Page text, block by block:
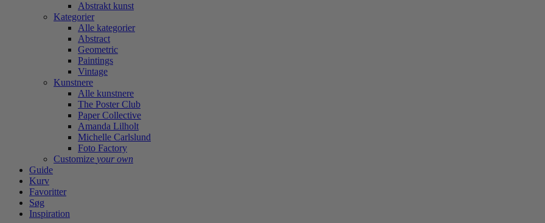
Abstrakt kunst
Kategorier
Alle kategorier
Abstract
Geometric
Paintings
Vintage
Kunstnere
Alle kunstnere
The Poster Club
Paper Collective
Amanda Lilholt
Michelle Carlslund
Foto Factory
Customize your own
Guide
Kurv
Favoritter
Søg
Inspiration